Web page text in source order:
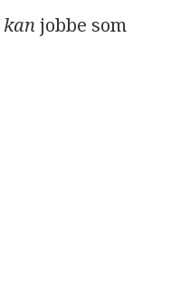
kanjobbe som